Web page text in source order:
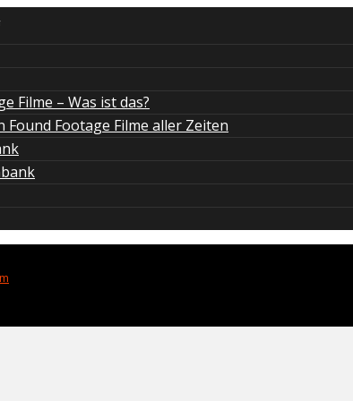
Filme – Was ist das?
Found Footage Filme aller Zeiten